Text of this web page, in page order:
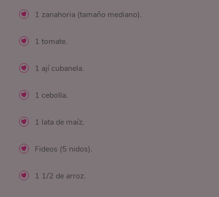
1 zanahoria (tamaño mediano).
1 tomate.
1 ají cubanela.
1 cebolla.
1 lata de maíz.
Fideos (5 nidos).
1 1/2 de arroz.